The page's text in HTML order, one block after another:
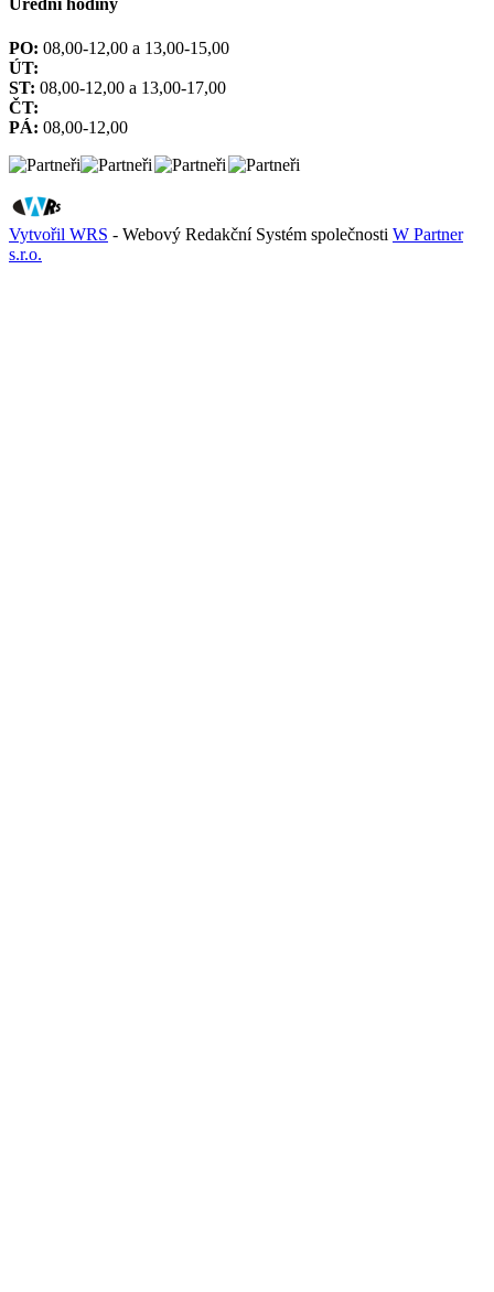
Úřední hodiny
PO: 08,00-12,00 a 13,00-15,00
ÚT:
ST: 08,00-12,00 a 13,00-17,00
ČT:
PÁ: 08,00-12,00
Vytvořil WRS - Webový Redakční Systém společnosti W Partner
s.r.o.